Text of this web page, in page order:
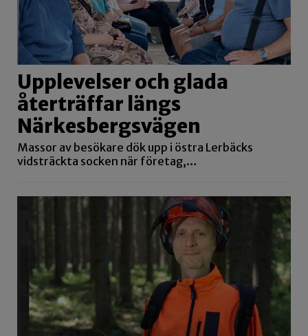
Upplevelser och glada
återträffar längs
Närkesbergsvägen
Massor av besökare dök upp i östra Lerbäcks
vidsträckta socken när företag,…